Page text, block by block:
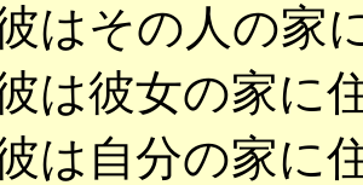
その人の家
彼女の家に
自分の家に